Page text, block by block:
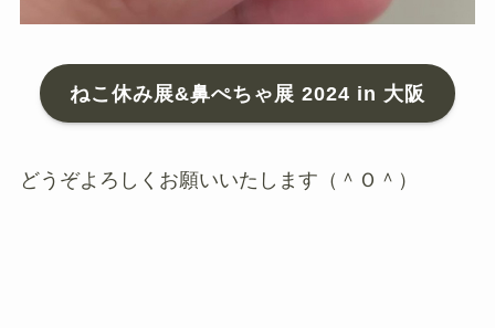
ねこ休み展&鼻ぺちゃ展 2024 in 大阪
どうぞよろしくお願いいたします（＾Ｏ＾）